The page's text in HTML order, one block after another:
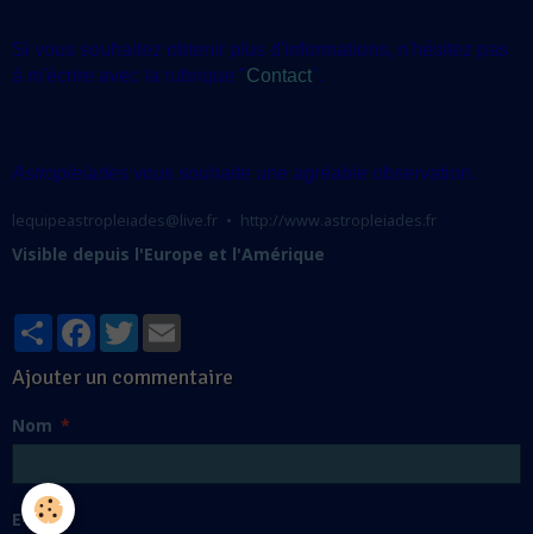
Si vous souhaitez obtenir plus d'informations, n'hésitez pas
à m'écrire avec la rubrique "Contact".
Astropleiades vous souhaite une agréable observation.
lequipeastropleiades@live.fr http://www.astropleiades.fr
Visible depuis l'Europe et l'Amérique
PartagerFacebook
Twitter
Ajouter un commentaire
Nom
E-mail